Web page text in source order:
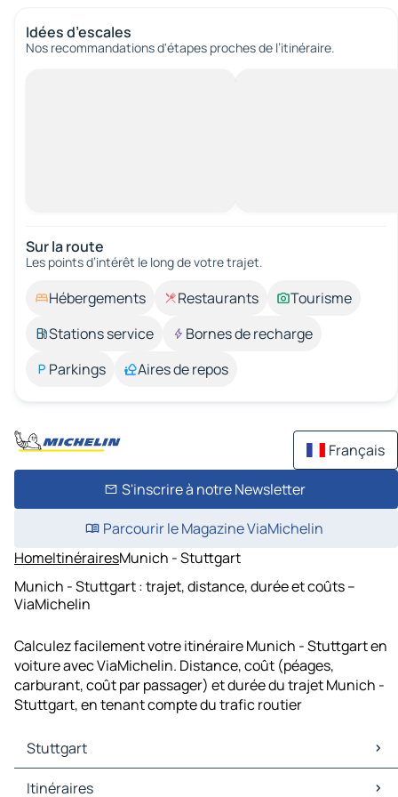
Idées d’escales
Nos recommandations d'étapes proches de l’itinéraire.
Sur la route
Les points d’intérêt le long de votre trajet.
Hébergements Restaurants
Tourisme
Stations service
Bornes de recharge
Parkings
Aires de repos
Français
S'inscrire à notre Newsletter
Parcourir le Magazine ViaMichelin
HomeItinérairesMunich - Stuttgart
Munich - Stuttgart : trajet, distance, durée et coûts –
ViaMichelin
Calculez facilement votre itinéraire Munich - Stuttgart en
voiture avec ViaMichelin. Distance, coût (péages,
carburant, coût par passager) et durée du trajet Munich -
Stuttgart, en tenant compte du trafic routier
Stuttgart
Stuttgart Cartes et plans
Itinéraires